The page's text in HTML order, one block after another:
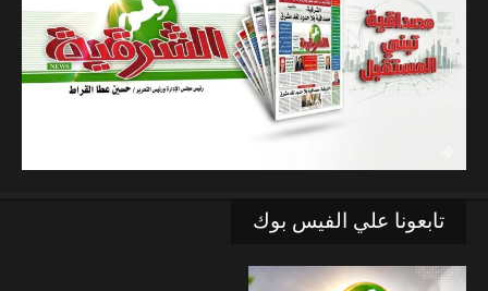
تابعونا علي الفيس بوك